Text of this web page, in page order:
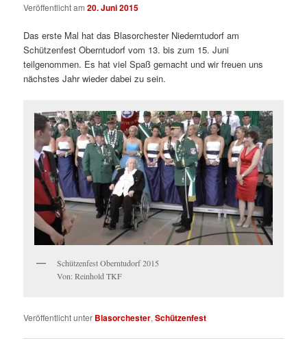
Veröffentlicht am20. Juni 2015
Das erste Mal hat das Blasorchester Niederntudorf am
Schützenfest Oberntudorf vom 13. bis zum 15. Juni
teilgenommen. Es hat viel Spaß gemacht und wir freuen uns
nächstes Jahr wieder dabei zu sein.
Schützenfest Oberntudorf 2015
Von: Reinhold TKF
Veröffentlicht unter Blasorchester,Schützenfest